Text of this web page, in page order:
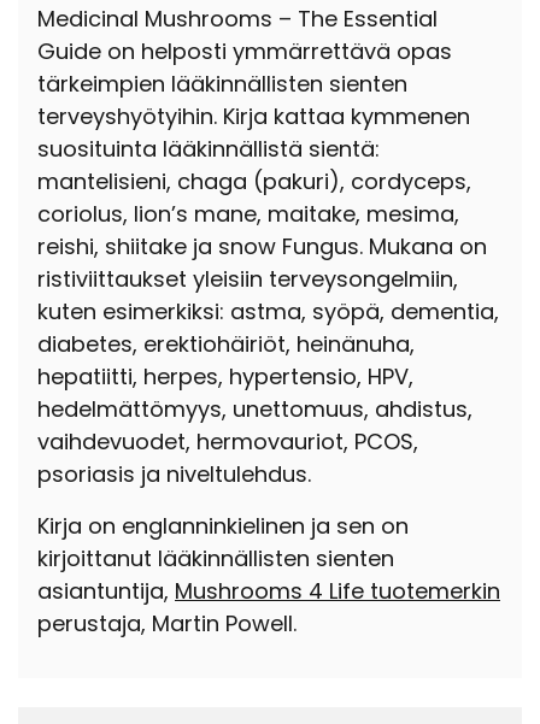
Medicinal Mushrooms – The Essential
Guide on helposti ymmärrettävä opas
tärkeimpien lääkinnällisten sienten
terveyshyötyihin. Kirja kattaa kymmenen
suosituinta lääkinnällistä sientä:
mantelisieni, chaga (pakuri), cordyceps,
coriolus, lion’s mane, maitake, mesima,
reishi, shiitake ja snow Fungus. Mukana on
ristiviittaukset yleisiin terveysongelmiin,
kuten esimerkiksi: astma, syöpä, dementia,
diabetes, erektiohäiriöt, heinänuha,
hepatiitti, herpes, hypertensio, HPV,
hedelmättömyys, unettomuus, ahdistus,
vaihdevuodet, hermovauriot, PCOS,
psoriasis ja niveltulehdus.
Kirja on englanninkielinen ja sen on
kirjoittanut lääkinnällisten sienten
asiantuntija, Mushrooms 4 Life tuotemerkin
perustaja, Martin Powell.